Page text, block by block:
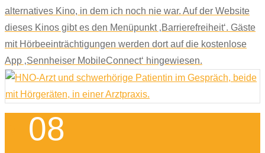
alternatives Kino, in dem ich noch nie war. Auf der Website
dieses Kinos gibt es den Menüpunkt ‚Barrierefreiheit‘. Gäste
mit Hörbeeinträchtigungen werden dort auf die kostenlose
App ‚Sennheiser MobileConnect‘ hingewiesen.
08